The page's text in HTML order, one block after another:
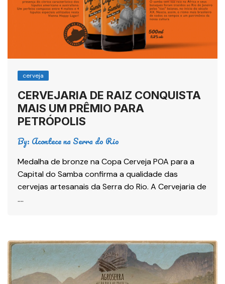
cerveja
CERVEJARIA DE RAIZ CONQUISTA
MAIS UM PRÊMIO PARA
PETRÓPOLIS
By: Acontece na Serra do Rio
Medalha de bronze na Copa Cerveja POA para a
Capital do Samba confirma a qualidade das
cervejas artesanais da Serra do Rio. A Cervejaria de
….